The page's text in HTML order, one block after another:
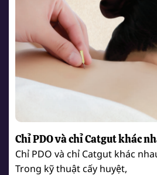
Chỉ PDO và chỉ Catgut khác
Chỉ PDO và chỉ Catgut khác
Trong kỹ thuật cấy huyệt,